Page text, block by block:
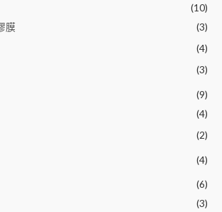
(10)
膜
(3)
(4)
(3)
(9)
(4)
(2)
(4)
(6)
(3)